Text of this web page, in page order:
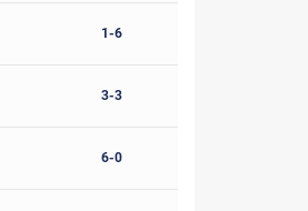
1-6
3-3
6-0